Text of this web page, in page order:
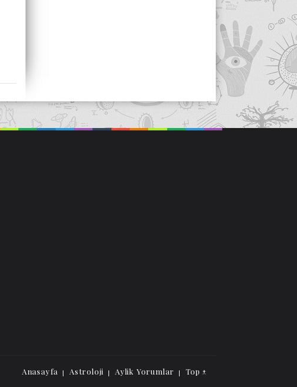
Anasayfa Astroloji Aylik Yorumlar Top ↑